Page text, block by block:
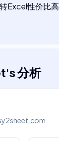
Excel性价比高
's分析